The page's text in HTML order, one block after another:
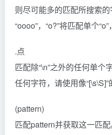
则尽可能多的匹配所搜索
“oooo”，“o?”将匹配单个“o”
.点
匹配除“\n”之外的任何单个
任何字符，请使用像“[\s\S]”
(pattern)
匹配pattern并获取这一匹